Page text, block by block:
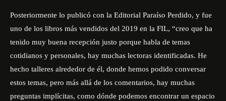
Posteriormente lo publicó con la Editorial Paraíso Perdido, y fue
uno de los libros más vendidos del 2019 en la FIL, “creo que ha
tenido muy buena recepción justo porque habla de temas
cotidianos y personales, hay muchas lectoras identificadas. He
hecho talleres alrededor de él, donde hemos podido conversar
estos temas, pero más allá de los comentarios, hay muchas
preguntas implícitas, como dónde podemos encontrar un espacio